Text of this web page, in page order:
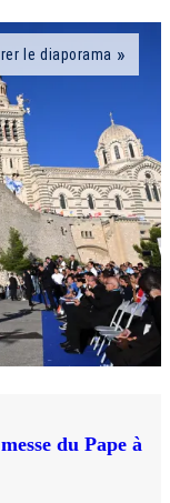
le diaporama
du Pape à